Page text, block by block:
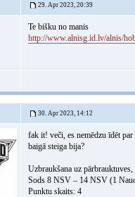
29. Apr 2023, 20:39
Te bišku no manis
http://www.alnisg.id.lv/alnis/
30. Apr 2023, 14:12
fak it! veči, es nemēdzu īdēt
baigā steiga bija?
Uzbraukšana uz
Sods 8 NSV – 14 NSV (1
Punktu skaits: 4